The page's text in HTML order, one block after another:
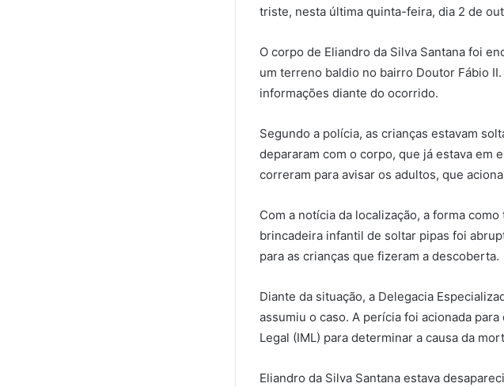
triste, nesta última quinta-feira, dia 2 de
O corpo de Eliandro da Silva Santana foi
um terreno baldio no bairro Doutor Fábio
informações diante do ocorrido.
Segundo a polícia, as crianças estavam
depararam com o corpo, que já estava em
correram para avisar os adultos, que
Com a notícia da localização, a forma
brincadeira infantil de soltar pipas foi
para as crianças que fizeram a descoberta.
Diante da situação, a Delegacia
assumiu o caso. A perícia foi acionada
Legal (IML) para determinar a causa da
Eliandro da Silva Santana estava